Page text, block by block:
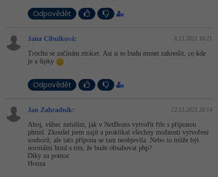
Projektový manažer
Databázový analytik
Copywriter
WordPress specialista
SEO specialista
SQL
Návrh SW
Algoritmy -41%
Umělá inteligence (AI) -10%
Pro děti
Více
Fórum
Odpovědět
Jana Cibulková: 8.12.2021 16:21
Trochu se začínám ztrácet. Asi si to budu muset zakreslit, co kde
je a šipky
Odpovědět
Jan Zahradník: 22.12.2021 20:14
Ahoj, vůbec netuším, jak v NetBeans vytvořit file s příponou
phtml. Zkoušel jsem najít a proklikal všechny možnosti vytvoření
souborů, ale tato přípona se tam neobjevila. Nebo to může být
normální html s tím, že bude obsahovat php?
Díky za pomoc
Honza